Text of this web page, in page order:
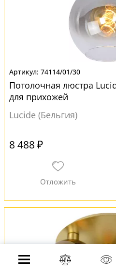
74114/01/30
Потолочная люстра
для прихожей
Lucide (Бельгия)
8 488 ₽